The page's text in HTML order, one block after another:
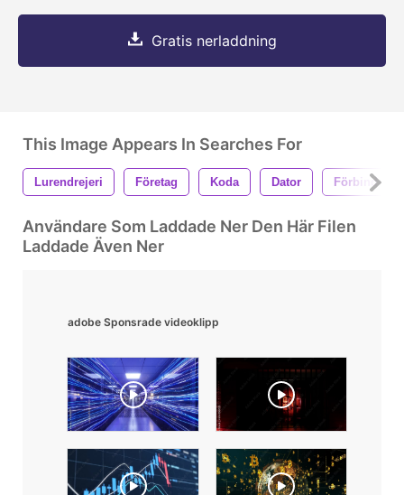
Gratis nerladdning
This Image Appears In Searches For
Lurendrejeri Företag Koda Dator Förbindelse
Användare Som Laddade Ner Den Här Filen
Laddade Även Ner
adobe Sponsrade videoklipp